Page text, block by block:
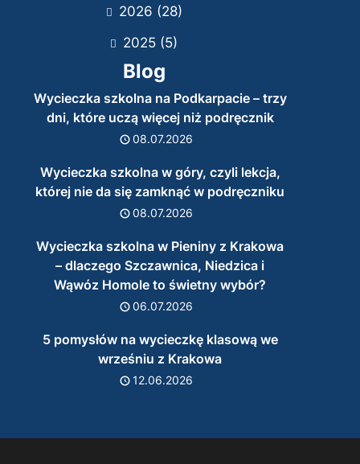
2026 (28)
2025 (5)
Blog
Wycieczka szkolna na Podkarpacie – trzy
dni, które uczą więcej niż podręcznik
08.07.2026
Wycieczka szkolna w góry, czyli lekcja,
której nie da się zamknąć w podręczniku
08.07.2026
Wycieczka szkolna w Pieniny z Krakowa
– dlaczego Szczawnica, Niedzica i
Wąwóz Homole to świetny wybór?
06.07.2026
5 pomysłów na wycieczkę klasową we
wrześniu z Krakowa
12.06.2026